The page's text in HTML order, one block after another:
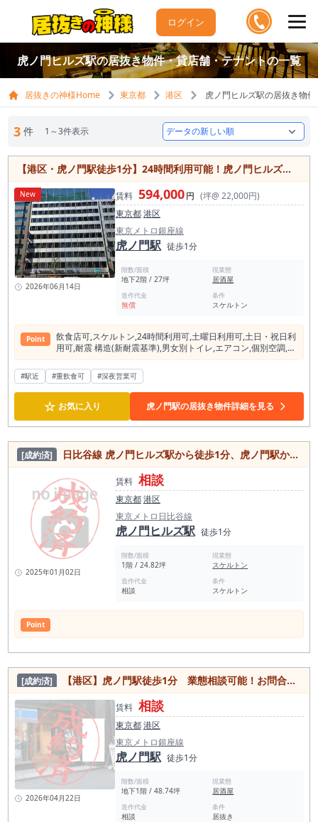
ログイン
虎ノ門ヒルズ駅の居抜き物件・貸店舗・テナントの一覧
居抜きの神様Home 東京都 港区 虎ノ門ヒルズ駅の居抜き物
3 件 1～3件表示
【港区・虎ノ門駅徒歩1分】24時間利用可能！虎ノ門ヒルズ徒歩圏の飲食可物件
New
2026年06月14日
賃料 594,000円 (坪@ 22,000円)
東京都港区
東京メトロ銀座線
虎ノ門駅 徒歩1分
階数/面積
地下2階 / 27坪
現業態
居酒屋
造作代金
無償
条件
スケルトン
Point
飲⾷店可,スケルトン,24時間利⽤可,⼟曜⽇利⽤可,⼟⽇・祝⽇利
⽤可,耐震 構造(新耐震基準),男⼥別トイレ,エアコン,個別空調,光
ファイバー,有⼈警備,エレベーター,エレベーター２基以上
#駅近 #重飲食可 #深夜営業可
☆ お気に入り 虎ノ門駅の居抜き物件詳細を見る
[成約済] 日比谷線 虎ノ門ヒルズ駅から徒歩1分、虎ノ門駅からも徒歩4分！人気の虎ノ門ヒルズエリアのスケルトン物件
2025年01月02日
賃料 相談
東京都港区
東京メトロ日比谷線
虎ノ門ヒルズ駅 徒歩1分
階数/面積
1階 / 24.82坪
現業態
スケルトン
造作代金
相談
条件
スケルトン
Point
[成約済] 【港区】虎ノ門駅徒歩1分 業態相談可能！お問合せ下さい！
2026年04月22日
賃料 相談
東京都港区
東京メトロ銀座線
虎ノ門駅 徒歩1分
階数/面積
地下1階 / 48.74坪
現業態
居酒屋
造作代金
相談
条件
居抜き